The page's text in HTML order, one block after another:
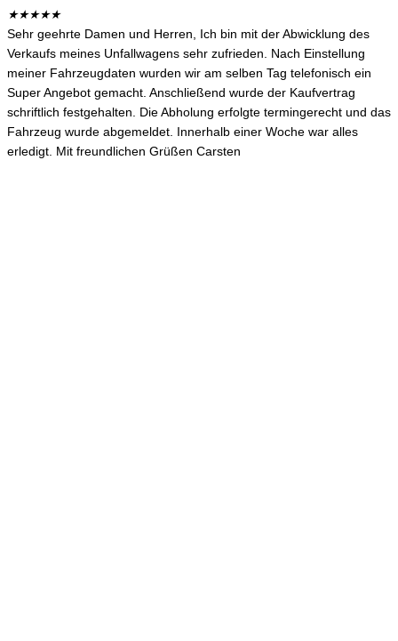
★★★★★
Sehr geehrte Damen und Herren, Ich bin mit der Abwicklung des
Verkaufs meines Unfallwagens sehr zufrieden. Nach Einstellung
meiner Fahrzeugdaten wurden wir am selben Tag telefonisch ein
Super Angebot gemacht. Anschließend wurde der Kaufvertrag
schriftlich festgehalten. Die Abholung erfolgte termingerecht und das
Fahrzeug wurde abgemeldet. Innerhalb einer Woche war alles
erledigt. Mit freundlichen Grüßen Carsten